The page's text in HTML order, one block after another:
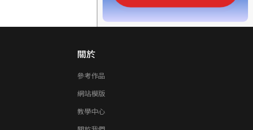
關於
參考作品
網站模版
教學中心